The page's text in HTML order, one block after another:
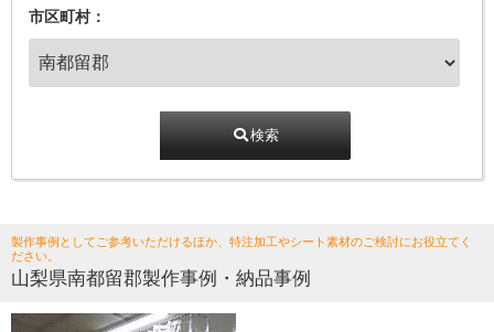
市区町村：
検索
製作事例としてご参考いただけるほか、特注加工やシート素材のご検討にお役立てく
ださい。
山梨県南都留郡製作事例・納品事例